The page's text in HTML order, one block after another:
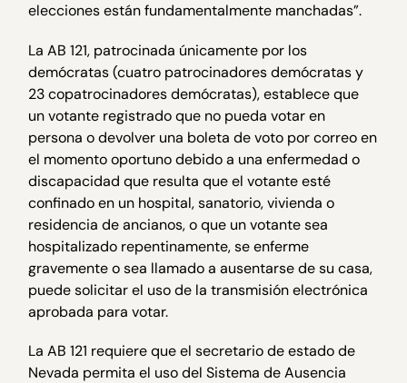
elecciones están fundamentalmente manchadas”.
La AB 121, patrocinada únicamente por los
demócratas (cuatro patrocinadores demócratas y
23 copatrocinadores demócratas), establece que
un votante registrado que no pueda votar en
persona o devolver una boleta de voto por correo en
el momento oportuno debido a una enfermedad o
discapacidad que resulta que el votante esté
confinado en un hospital, sanatorio, vivienda o
residencia de ancianos, o que un votante sea
hospitalizado repentinamente, se enferme
gravemente o sea llamado a ausentarse de su casa,
puede solicitar el uso de la transmisión electrónica
aprobada para votar.
La AB 121 requiere que el secretario de estado de
Nevada permita el uso del Sistema de Ausencia